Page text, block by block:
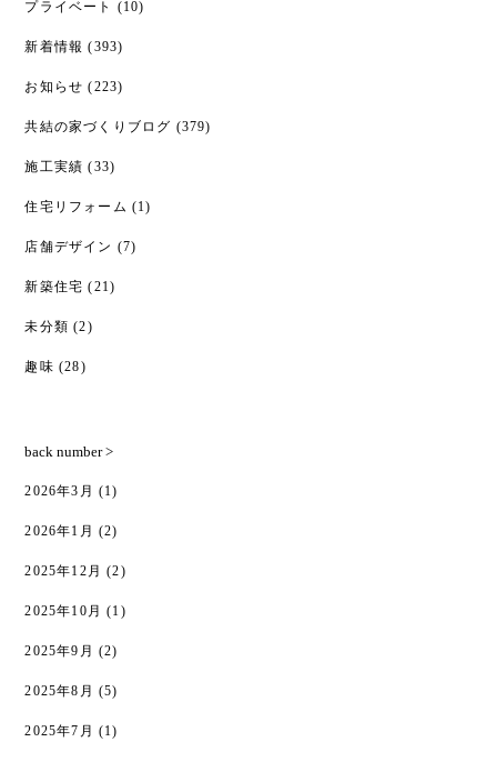
プライベート (10)
新着情報 (393)
お知らせ (223)
共結の家づくりブログ (379)
施工実績 (33)
住宅リフォーム (1)
店舗デザイン (7)
新築住宅 (21)
未分類 (2)
趣味 (28)
back number >
2026年3月 (1)
2026年1月 (2)
2025年12月 (2)
2025年10月 (1)
2025年9月 (2)
2025年8月 (5)
2025年7月 (1)